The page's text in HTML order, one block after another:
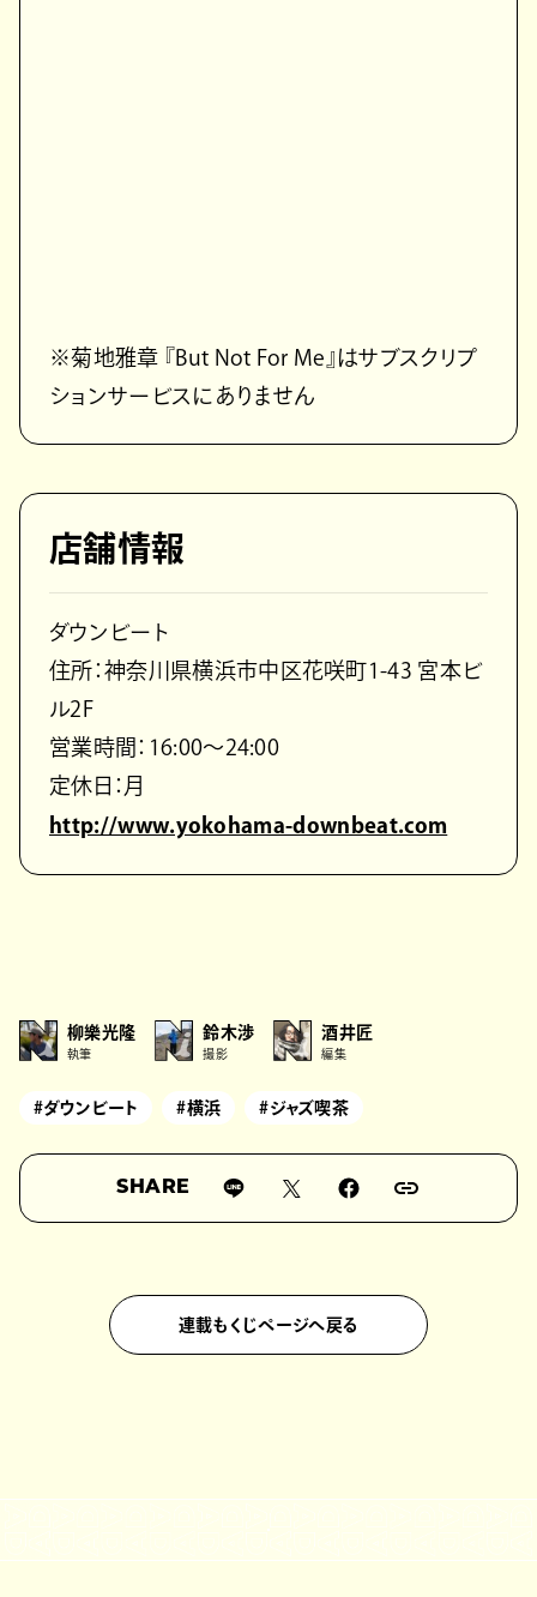
※菊地雅章 『But Not For Me』はサブスクリプ
ションサービスにありません
店舗情報
ダウンビート
住所：神奈川県横浜市中区花咲町1-43 宮本ビ
ル2F
営業時間：16:00〜24:00
定休日：月
http://www.yokohama-downbeat.com
柳樂光隆
執筆
鈴木渉
撮影
酒井匠
編集
#ダウンビート #横浜 #ジャズ喫茶
SHARE
連載もくじページへ戻る